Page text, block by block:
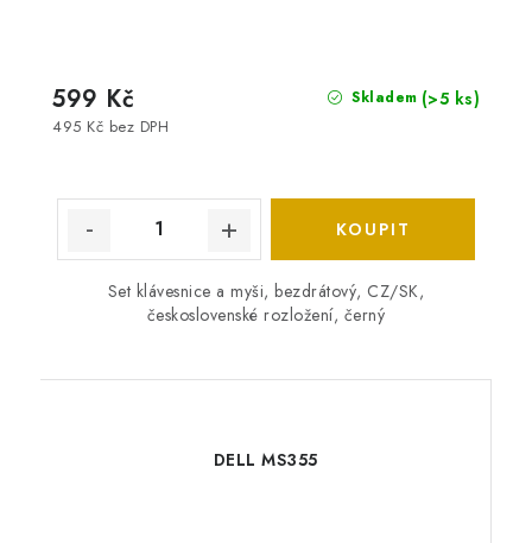
Skladem (>5 ks)
495 Kč bez DPH
599 Kč
Set klávesnice a myši, bezdrátový, CZ/SK,
československé rozložení, černý
DELL MS355